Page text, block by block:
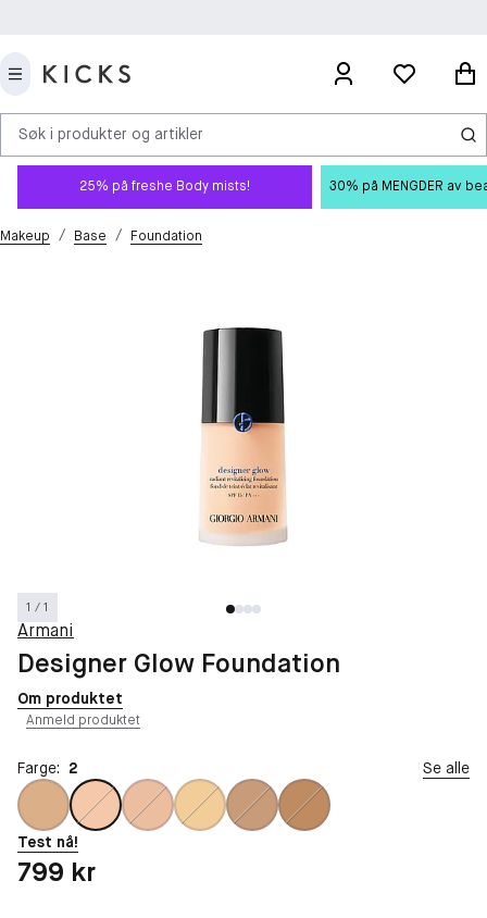
Søk i produkter og artikler
25% på freshe Body mists! 30% på MENGDER av
Makeup / Base / Foundation
1 / 1
Armani
Designer Glow Foundation
Om produktet
Anmeld produktet
Farge: 2 Se alle
Test nå!
Pris: 799 kr
799 kr